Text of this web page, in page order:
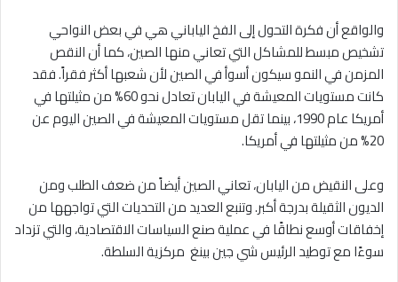
والواقع أن فكرة التحول إلى الفخ الياباني هي في بعض النواحي
تشخيص مبسط للمشاكل التي تعاني منها الصين، كما أن النقص
المزمن في النمو سيكون أسوأ في الصين لأن شعبها أكثر فقراً. فقد
كانت مستويات المعيشة في اليابان تعادل نحو 60% من مثيلتها في
أمريكا عام 1990، بينما تقل مستويات المعيشة في الصين اليوم عن
20% من مثيلتها في أمريكا.
وعلى النقيض من اليابان، تعاني الصين أيضاً من ضعف الطلب ومن
الديون الثقيلة بدرجة أكبر. وتنبع العديد من التحديات التي تواجهها من
إخفاقات أوسع نطاقًا في عملية صنع السياسات الاقتصادية، والتي تزداد
سوءًا مع توطيد الرئيس شي جين بينغ مركزية السلطة.